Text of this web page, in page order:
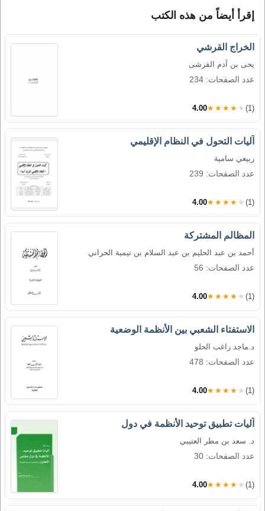
إقرأ أيضاً من هذه الكتب
الخراج القرشي
يحى بن آدم القرشى
عدد الصفحات: 234
4.00★★★★★ (1)
آليات التحول في النظام الإقليمي
ربيعي سامية
عدد الصفحات: 239
4.00★★★★★ (1)
المظالم المشتركة
أحمد بن عبد الحليم بن عبد السلام بن تيمية الحراني
عدد الصفحات: 56
4.00★★★★★ (1)
الاستفتاء الشعبي بين الأنظمة الوضعية
د.ماجد راغب الحلو
عدد الصفحات: 478
4.00★★★★★ (1)
آليات تطبيق توحيد الأنظمة في دول
د. سعد بن مطر العتيبي
عدد الصفحات: 30
4.00★★★★★ (1)